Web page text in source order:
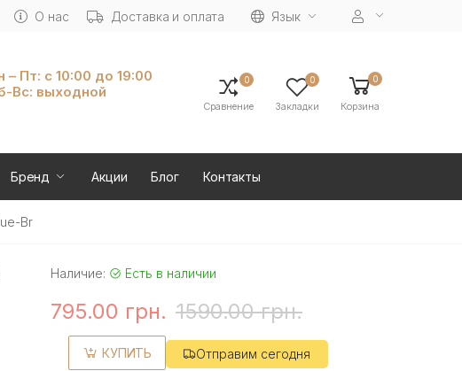
О нас Доставка и оплата Язык
– Пт: с 10:00 до 19:00
Вс: выходной
0
Сравнение
0
Закладки
0
Корзина
Бренд Акции Блог Контакты
Br
Наличие: Есть в наличии
795.00 грн. 1590.00 грн.
КУПИТЬ Отправим сегодня